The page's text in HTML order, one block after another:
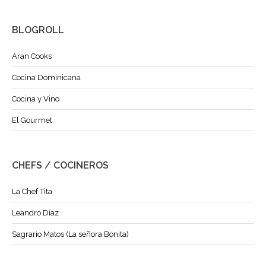
BLOGROLL
Aran Cooks
Cocina Dominicana
Cocina y Vino
El Gourmet
CHEFS / COCINEROS
La Chef Tita
Leandro Díaz
Sagrario Matos (La señora Bonita)